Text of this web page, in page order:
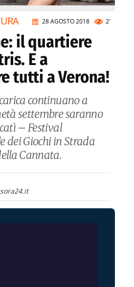
28 AGOSTO 2018 2’
il quartiere
E a
tutti a Verona!
continuano a
settembre saranno
– Festival
dei Giochi in Strada
Cannata.